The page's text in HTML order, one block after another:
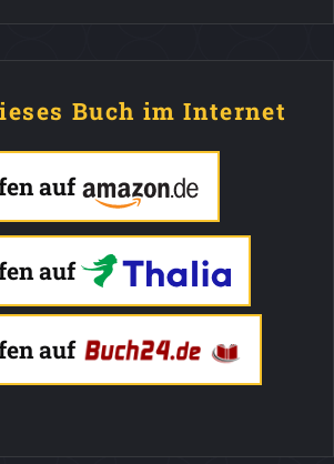
Buch im Internet
auf
auf
auf